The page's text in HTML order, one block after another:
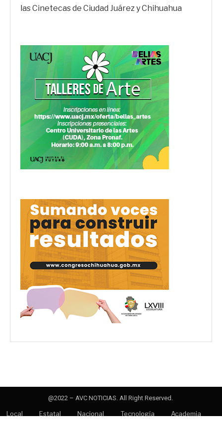
las Cinetecas de Ciudad Juárez y Chihuahua
@2022 – AVC NOTICIAS. All Right Reserved.
Local Estatal Nacional Tecnología
Academia